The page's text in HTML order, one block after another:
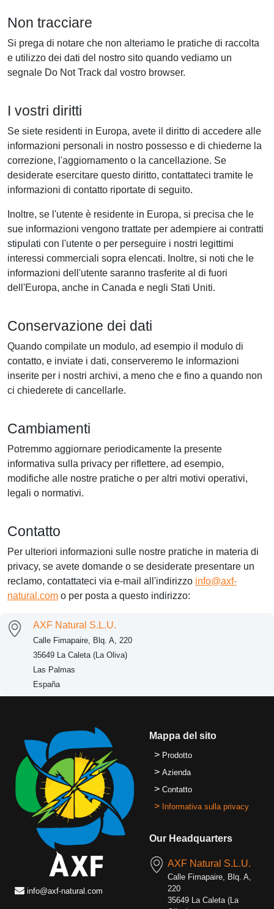
Non tracciare
Si prega di notare che non alteriamo le pratiche di raccolta
e utilizzo dei dati del nostro sito quando vediamo un
segnale Do Not Track dal vostro browser.
I vostri diritti
Se siete residenti in Europa, avete il diritto di accedere alle
informazioni personali in nostro possesso e di chiederne la
correzione, l'aggiornamento o la cancellazione. Se
desiderate esercitare questo diritto, contattateci tramite le
informazioni di contatto riportate di seguito.
Inoltre, se l'utente è residente in Europa, si precisa che le
sue informazioni vengono trattate per adempiere ai contratti
stipulati con l'utente o per perseguire i nostri legittimi
interessi commerciali sopra elencati. Inoltre, si noti che le
informazioni dell'utente saranno trasferite al di fuori
dell'Europa, anche in Canada e negli Stati Uniti.
Conservazione dei dati
Quando compilate un modulo, ad esempio il modulo di
contatto, e inviate i dati, conserveremo le informazioni
inserite per i nostri archivi, a meno che e fino a quando non
ci chiederete di cancellarle.
Cambiamenti
Potremmo aggiornare periodicamente la presente
informativa sulla privacy per riflettere, ad esempio,
modifiche alle nostre pratiche o per altri motivi operativi,
legali o normativi.
Contatto
Per ulteriori informazioni sulle nostre pratiche in materia di
privacy, se avete domande o se desiderate presentare un
reclamo, contattateci via e-mail all'indirizzo info@axf-
natural.com o per posta a questo indirizzo:
AXF Natural S.L.U.
Calle Fimapaire, Blq. A, 220
35649 La Caleta (La Oliva)
Las Palmas
España
info@axf-natural.com
Mappa del sito
> Prodotto
>Azienda
>Contatto
> Informativa sulla privacy
Our Headquarters
AXF Natural S.L.U.
Calle Fimapaire, Blq. A,
220
35649 La Caleta (La